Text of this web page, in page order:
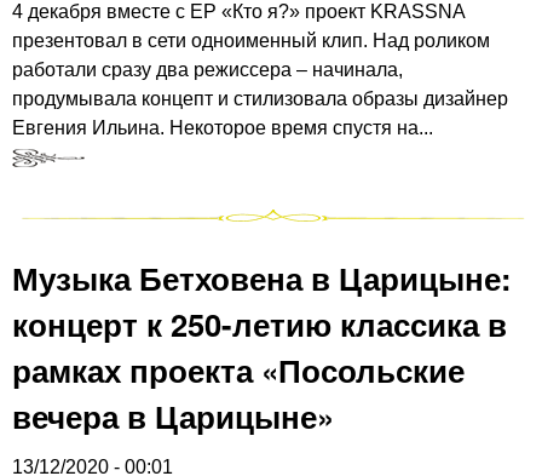
4 декабря вместе с EP «Кто я?» проект KRASSNA
презентовал в сети одноименный клип. Над роликом
работали сразу два режиссера – начинала,
продумывала концепт и стилизовала образы дизайнер
Евгения Ильина. Некоторое время спустя на...
Музыка Бетховена в Царицыне:
концерт к 250-летию классика в
рамках проекта «Посольские
вечера в Царицыне»
13/12/2020 - 00:01